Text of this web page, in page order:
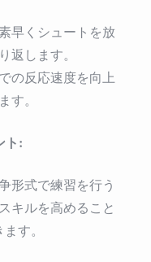
早くシュートを放
返します。
の反応速度を向上
す。
ト:
形式で練習を行う
キルを高めること
す。